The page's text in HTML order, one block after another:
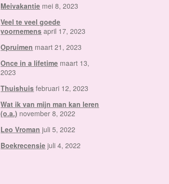
Meivakantie mei 8, 2023
Veel te veel goede
voornemens april 17, 2023
Opruimen maart 21, 2023
Once in a lifetime maart 13,
2023
Thuishuis februari 12, 2023
Wat ik van mijn man kan leren
(o.a.) november 8, 2022
Leo Vroman juli 5, 2022
Boekrecensie juli 4, 2022